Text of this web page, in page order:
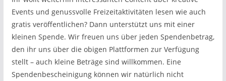
Events und genussvolle Freizeitaktivitäten lesen wie auch
gratis veröffentlichen? Dann unterstützt uns mit einer
kleinen Spende. Wir freuen uns über jeden Spendenbetrag,
den ihr uns über die obigen Plattformen zur Verfügung
stellt – auch kleine Beträge sind willkommen. Eine
Spendenbescheinigung können wir natürlich nicht